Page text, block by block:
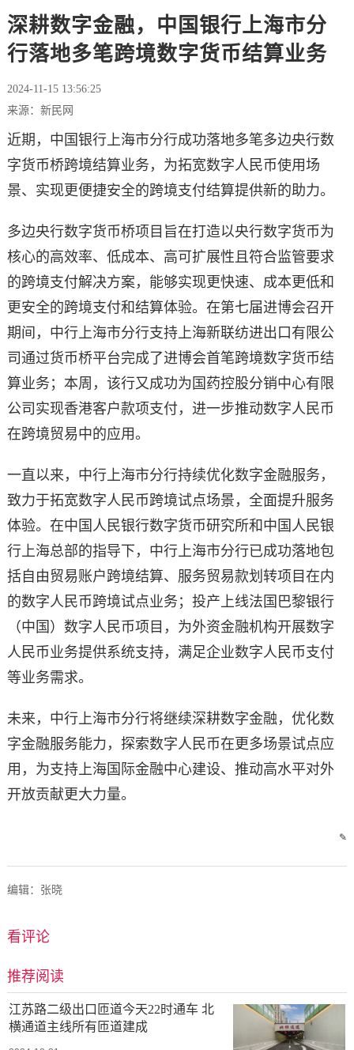
深耕数字金融，中国银行上海市分
行落地多笔跨境数字货币结算业务
2024-11-15 13:56:25
来源：新民网
近期，中国银行上海市分行成功落地多笔多边央行数
字货币桥跨境结算业务，为拓宽数字人民币使用场
景、实现更便捷安全的跨境支付结算提供新的助力。
多边央行数字货币桥项目旨在打造以央行数字货币为
核心的高效率、低成本、高可扩展性且符合监管要求
的跨境支付解决方案，能够实现更快速、成本更低和
更安全的跨境支付和结算体验。在第七届进博会召开
期间，中行上海市分行支持上海新联纺进出口有限公
司通过货币桥平台完成了进博会首笔跨境数字货币结
算业务；本周，该行又成功为国药控股分销中心有限
公司实现香港客户款项支付，进一步推动数字人民币
在跨境贸易中的应用。
一直以来，中行上海市分行持续优化数字金融服务，
致力于拓宽数字人民币跨境试点场景，全面提升服务
体验。在中国人民银行数字货币研究所和中国人民银
行上海总部的指导下，中行上海市分行已成功落地包
括自由贸易账户跨境结算、服务贸易款划转项目在内
的数字人民币跨境试点业务；投产上线法国巴黎银行
（中国）数字人民币项目，为外资金融机构开展数字
人民币业务提供系统支持，满足企业数字人民币支付
等业务需求。
未来，中行上海市分行将继续深耕数字金融，优化数
字金融服务能力，探索数字人民币在更多场景试点应
用，为支持上海国际金融中心建设、推动高水平对外
开放贡献更大力量。
✎
编辑：张晓
看评论
推荐阅读
江苏路二级出口匝道今天22时通车 北
横通道主线所有匝道建成